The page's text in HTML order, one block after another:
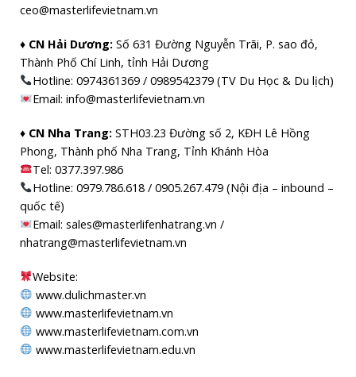
ceo@masterlifevietnam.vn
♦ CN Hải Dương: Số 631 Đường Nguyễn Trãi, P. sao đỏ,
Thành Phố Chí Linh, tỉnh Hải Dương
Hotline: 0974361369 / 0989542379 (TV Du Học & Du lịch)
Email: info@masterlifevietnam.vn
♦ CN Nha Trang: STH03.23 Đường số 2, KĐH Lê Hồng
Phong, Thành phố Nha Trang, Tỉnh Khánh Hòa
Tel: 0377.397.986
Hotline: 0979.786.618 / 0905.267.479 (Nội địa – inbound –
quốc tế)
Email: sales@masterlifenhatrang.vn /
nhatrang@masterlifevietnam.vn
Website:
www.dulichmaster.vn
www.masterlifevietnam.vn
www.masterlifevietnam.com.vn
www.masterlifevietnam.edu.vn